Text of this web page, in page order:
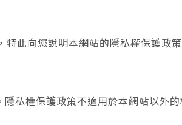
此向您說明本網站的隱私權保護政
私權保護政策不適用於本網站以外